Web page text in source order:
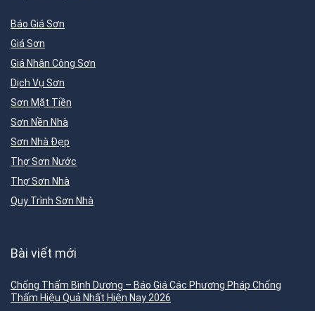
Báo Giá Sơn
Giá Sơn
Giá Nhân Công Sơn
Dịch Vụ Sơn
Sơn Mặt Tiền
Sơn Nền Nhà
Sơn Nhà Đẹp
Thợ Sơn Nước
Thợ Sơn Nhà
Quy Trình Sơn Nhà
Bài viết mới
Chống Thấm Bình Dương – Báo Giá Các Phương Pháp Chống
Thấm Hiệu Quả Nhất Hiện Nay 2026